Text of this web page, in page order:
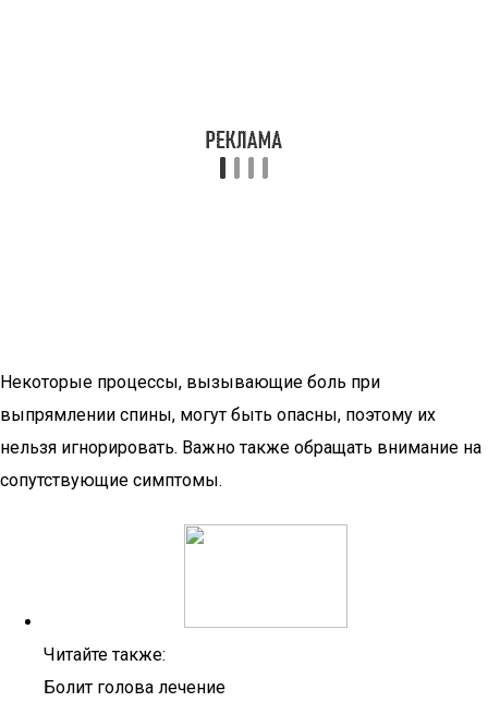
Некоторые процессы, вызывающие боль при
выпрямлении спины, могут быть опасны, поэтому их
нельзя игнорировать. Важно также обращать внимание на
сопутствующие симптомы.
Читайте также:
Болит голова лечение